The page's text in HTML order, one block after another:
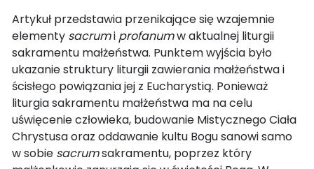
Artykuł przedstawia przenikające się wzajemnie
elementy sacrumi profanumw aktualnej liturgii
sakramentu małżeństwa. Punktem wyjścia było
ukazanie struktury liturgii zawierania małżeństwa i
ścisłego powiązania jej z Eucharystią. Ponieważ
liturgia sakramentu małżeństwa ma na celu
uświęcenie człowieka, budowanie Mistycznego Ciała
Chrystusa oraz oddawanie kultu Bogu sanowi samo
w sobie sacrumsakramentu, poprzez który